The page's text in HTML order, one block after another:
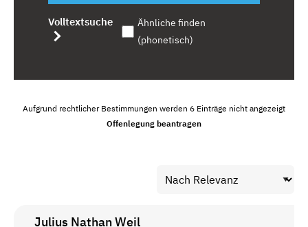
Volltextsuche
Ähnliche finden
(phonetisch)
Aufgrund rechtlicher Bestimmungen werden 6 Einträge nicht angezeigt
Offenlegung beantragen
Julius NathanWeil